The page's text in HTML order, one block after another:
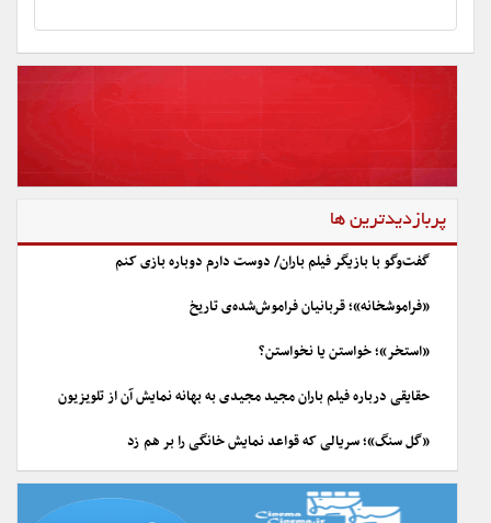
پربازدیدترین ها
گفت‌وگو با بازیگر فیلم باران/ دوست دارم دوباره بازی کنم
«فراموشخانه»؛ قربانیان فراموش‌شده‌ی تاریخ
«استخر»؛ خواستن یا نخواستن؟
حقایقی درباره فیلم باران مجید مجیدی به بهانه نمایش آن از تلویزیون
«گل سنگ»؛ سریالی که قواعد نمایش خانگی را بر هم زد